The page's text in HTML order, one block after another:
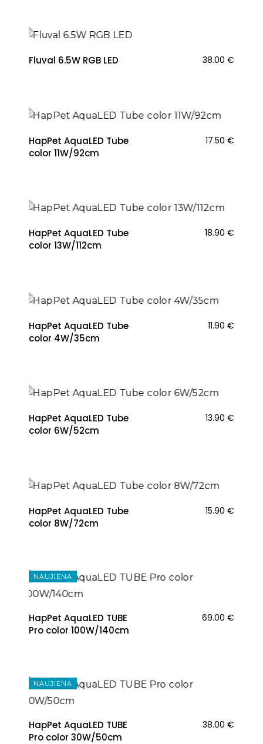
Fluval 6.5W RGB LED 38.00 €
HapPet AquaLED Tube
color 11W/92cm
17.50 €
HapPet AquaLED Tube
color 13W/112cm
18.90 €
HapPet AquaLED Tube
color 4W/35cm
11.90 €
HapPet AquaLED Tube
color 6W/52cm
13.90 €
HapPet AquaLED Tube
color 8W/72cm
15.90 €
NAUJIENA
HapPet AquaLED TUBE
Pro color 100W/140cm
69.00 €
NAUJIENA
HapPet AquaLED TUBE
Pro color 30W/50cm
38.00 €